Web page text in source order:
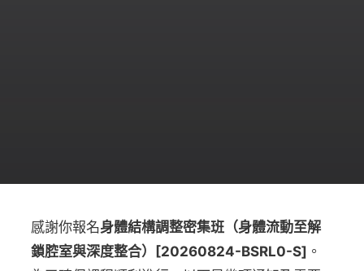
感謝你報名身體結構調整密集班（身體流動至解
鎖腔室與深度整合）[20260824-BSRL0-S] 。